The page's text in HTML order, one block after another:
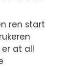
ren start
er at all